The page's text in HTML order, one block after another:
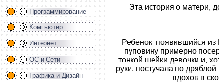
Программирование
Компьютер
Интернет
ОС и Сети
Графика и Дизайн
Эта история о матери,
Ребенок, появившийся
пуповину примерно
тонкой шейки девочки и,
руки, постучала по дряблой
вдохов в